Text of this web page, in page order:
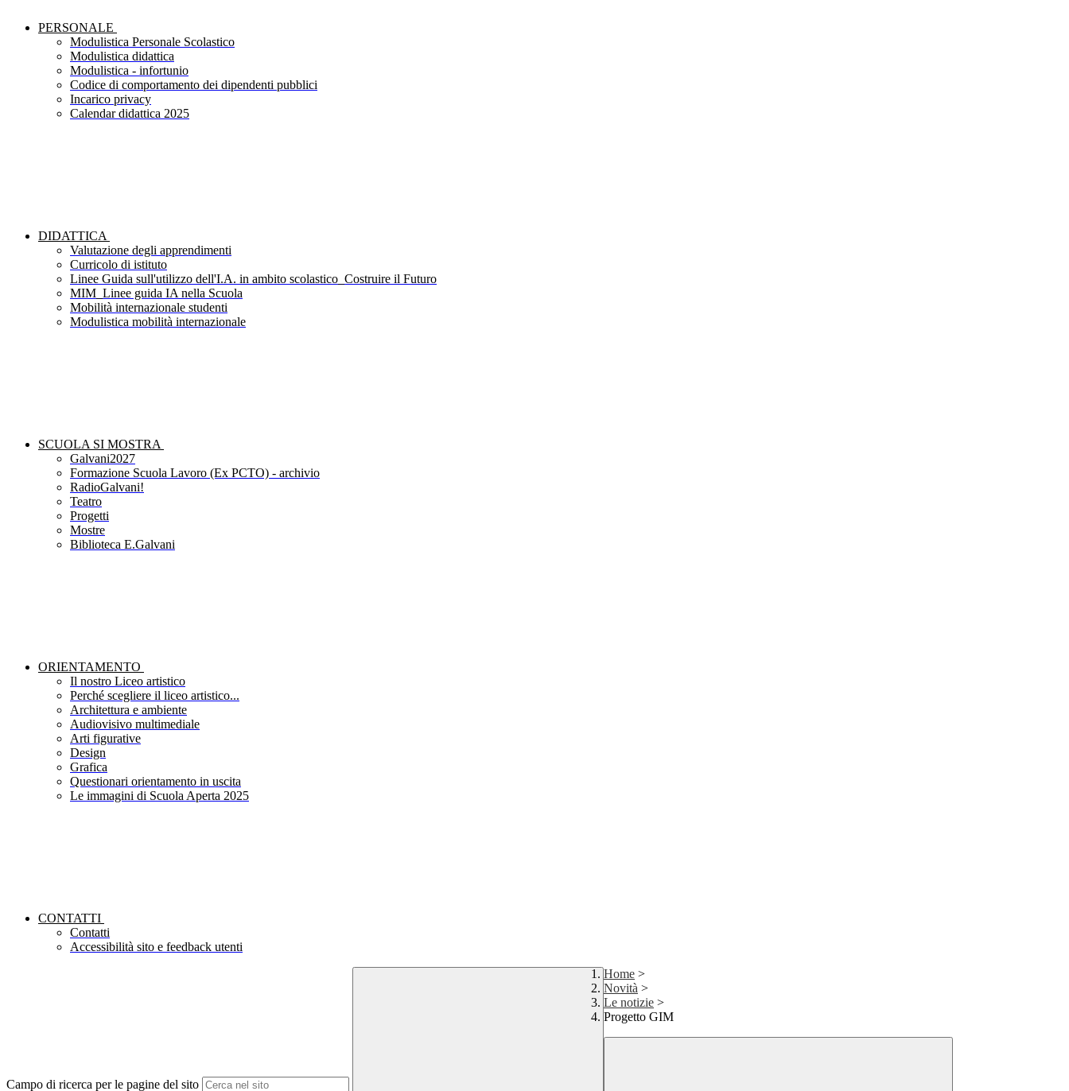
PERSONALE
Modulistica Personale Scolastico
Modulistica didattica
Modulistica - infortunio
Codice di comportamento dei dipendenti pubblici
Incarico privacy
Calendar didattica 2025
DIDATTICA
Valutazione degli apprendimenti
Curricolo di istituto
Linee Guida sull'utilizzo dell'I.A. in ambito scolastico_Costruire il Futuro
MIM_Linee guida IA nella Scuola
Mobilità internazionale studenti
Modulistica mobilità internazionale
SCUOLA SI MOSTRA
Galvani2027
Formazione Scuola Lavoro (Ex PCTO) - archivio
RadioGalvani!
Teatro
Progetti
Mostre
Biblioteca E.Galvani
ORIENTAMENTO
Il nostro Liceo artistico
Perché scegliere il liceo artistico...
Architettura e ambiente
Audiovisivo multimediale
Arti figurative
Design
Grafica
Questionari orientamento in uscita
Le immagini di Scuola Aperta 2025
CONTATTI
Contatti
Accessibilità sito e feedback utenti
Campo di ricerca per le pagine del sito
Home >
Novità >
Le notizie >
Progetto GIM